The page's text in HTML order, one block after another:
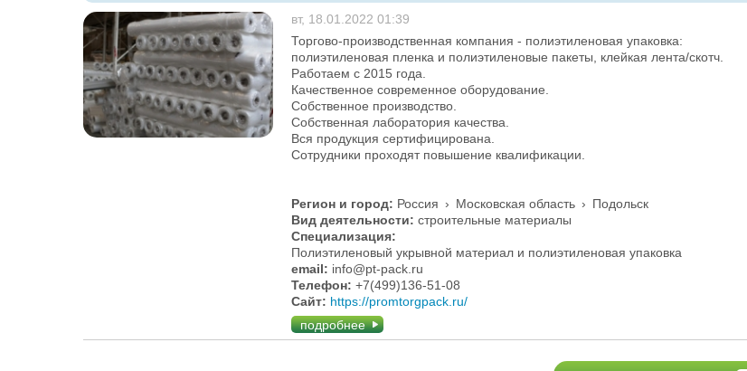
вт, 18.01.2022 01:39
Торгово-производственная компания - полиэтиленовая упаковка:
полиэтиленовая пленка и полиэтиленовые пакеты, клейкая лента/скотч.
Работаем с 2015 года.
Качественное современное оборудование.
Собственное производство.
Собственная лаборатория качества.
Вся продукция сертифицирована.
Сотрудники проходят повышение квалификации.
Регион и город: Россия › Московская область › Подольск
Вид деятельности: строительные материалы
Специализация:
Полиэтиленовый укрывной материал и полиэтиленовая упаковка
email: info@pt-pack.ru
Телефон: +7(499)136-51-08
Сайт: https://promtorgpack.ru/
подробнее